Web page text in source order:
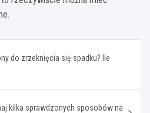
do zrzeknięcia się spadku? Ile
kilka sprawdzonych sposobów na